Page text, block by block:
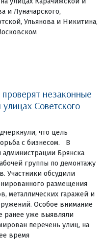
и Луначарского,
Ульянова и Никитина,
незаконные
Советского
что цель
с бизнесом. В
Брянска
группы по демонтажу
Участники обсудили
размещения
металлических гаражей и
Особое внимание
ранее уже выявляли
перечень улиц, на
время